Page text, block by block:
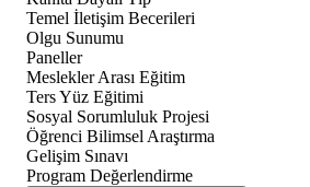
Temel İletişim Becerileri
Olgu Sunumu
Paneller
Meslekler Arası Eğitim
Ters Yüz Eğitimi
Sosyal Sorumluluk Projesi
Öğrenci Bilimsel Araştırma
Gelişim Sınavı
Program Değerlendirme